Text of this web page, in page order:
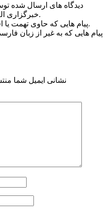
دیدگاه های ارسال شده
خبرگزاری الف در وب منتشر خواهد شد.
پیام هایی که حاوی تهمت یا افترا باشد منتشر نخواهد شد.
پیام هایی که به غیر از زبان
نشانی ایمیل شما